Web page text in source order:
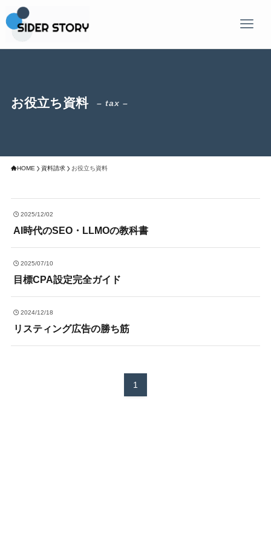
お役立ち資料 – tax –
HOME 資料請求 お役立ち資料
2025/12/02
AI時代のSEO・LLMOの教科書
2025/07/10
目標CPA設定完全ガイド
2024/12/18
リスティング広告の勝ち筋
1